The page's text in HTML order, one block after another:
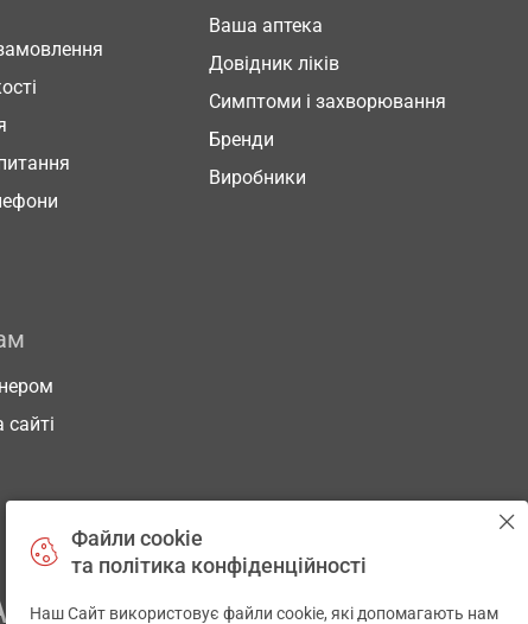
Ваша аптека
Довідник ліків
Симптоми і захворювання
Бренди
Виробники
ЗДОРОВ’Я
Файли cookie
та політика конфіденційності
Наш Сайт використовує файли cookie, які допомагають нам